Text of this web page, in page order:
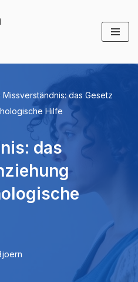
Missverständnis: das Gesetz
Hilfe
das